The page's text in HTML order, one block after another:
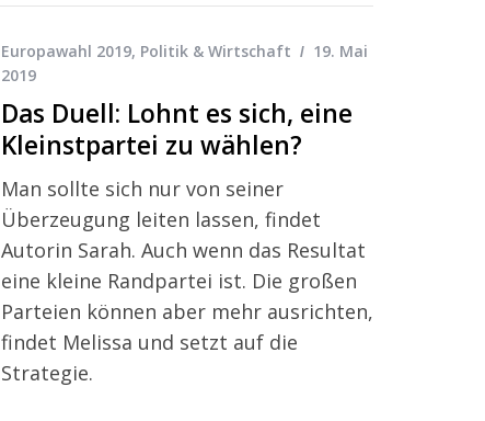
Europawahl 2019, Politik & Wirtschaft
19. Mai
2019
Das Duell: Lohnt es sich, eine
Kleinstpartei zu wählen?
Man sollte sich nur von seiner
Überzeugung leiten lassen, findet
Autorin Sarah. Auch wenn das Resultat
eine kleine Randpartei ist. Die großen
Parteien können aber mehr ausrichten,
findet Melissa und setzt auf die
Strategie.